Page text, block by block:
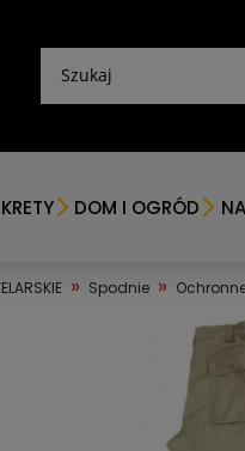
DOM I OGRÓD
» Spodnie » Ochronne